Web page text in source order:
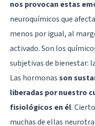
nos provocan estas
neuroquímicos que
menos por igual, al
activado. Son los
subjetivas de bienestar:
Las hormonasson
liberadas por nuestro
fisiológicos en él.
muchas de ellas